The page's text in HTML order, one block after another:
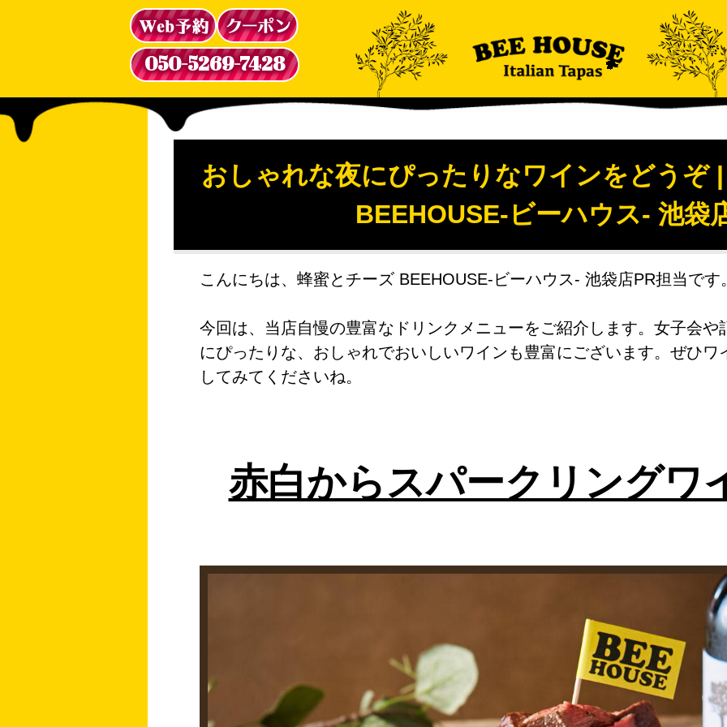
おしゃれな夜にぴったりなワインをどうぞ
BEEHOUSE-ビーハウス- 池袋
こんにちは、蜂蜜とチーズ BEEHOUSE-ビーハウス- 池袋店PR担当です
今回は、当店自慢の豊富なドリンクメニューをご紹介します。女子会や
にぴったりな、おしゃれでおいしいワインも豊富にございます。ぜひワ
してみてくださいね。
赤白からスパークリングワ
050-5269-7428